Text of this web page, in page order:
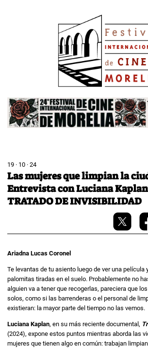
Image
19 · 10 · 24
Las mujeres que limpian la
Entrevista con Luciana
TRATADO DE INVISIBILIDAD
Ariadna Lucas Coronel
Te levantas de tu asiento luego de ver una película
palomitas tiradas en el suelo. Probablemente no
alguien va a tener que recogerlas, pareciera que
solos, como si las barrenderas o el personal de
existieran: la mayor parte del tiempo no las vemos.
Luciana Kaplan, en su más reciente documental,
(2024), expone estos puntos mientras aborda las
mujeres que tienen algo en común: trabajan